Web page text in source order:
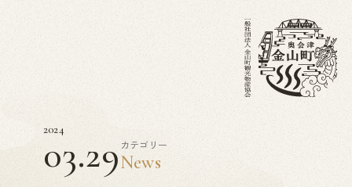
2024
03.29 カテゴリー
News